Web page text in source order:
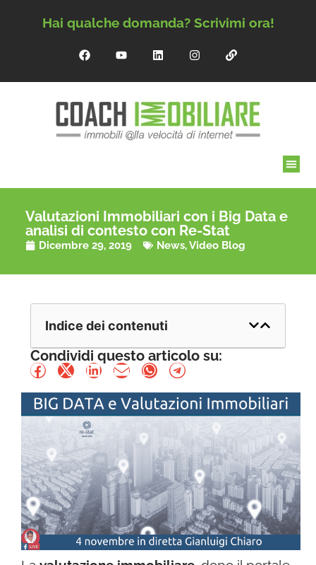
Hai qualche domanda? Scrivimi ora!
Valutazioni Immobiliari con i Big Data e
analisi di contesto con Re-Stat
Dicembre 29, 2019 News,Video Blog
Indice dei contenuti
Condividi questo articolo su: